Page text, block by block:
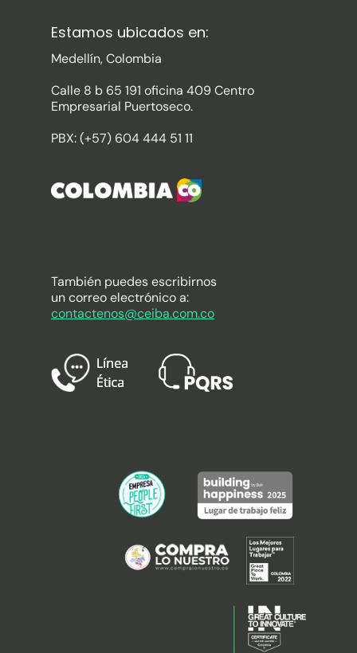
Estamos ubicados en:
Medellín, Colombia
Calle 8 b 65 191 oficina 409 Centro
Empresarial Puertoseco.
PBX: (+57) 604 444 51 11
También puedes escribirnos
un correo electrónico a:
contactenos@ceiba.com.co